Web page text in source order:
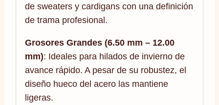
de sweaters y cardigans con una definición
de trama profesional.
Grosores Grandes (6.50 mm – 12.00
mm): Ideales para hilados de invierno de
avance rápido. A pesar de su robustez, el
diseño hueco del acero las mantiene
ligeras.